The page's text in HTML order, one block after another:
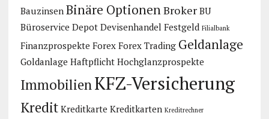
Bauzinsen Binäre OptionenBroker BU
Büroservice Depot Devisenhandel Festgeld Filialbank
Finanzprospekte Forex Forex Trading Geldanlage
Goldanlage Haftpflicht Hochglanzprospekte
ImmobilienKFZ-Versicherung
Kredit Kreditkarte Kreditkarten Kreditrechner